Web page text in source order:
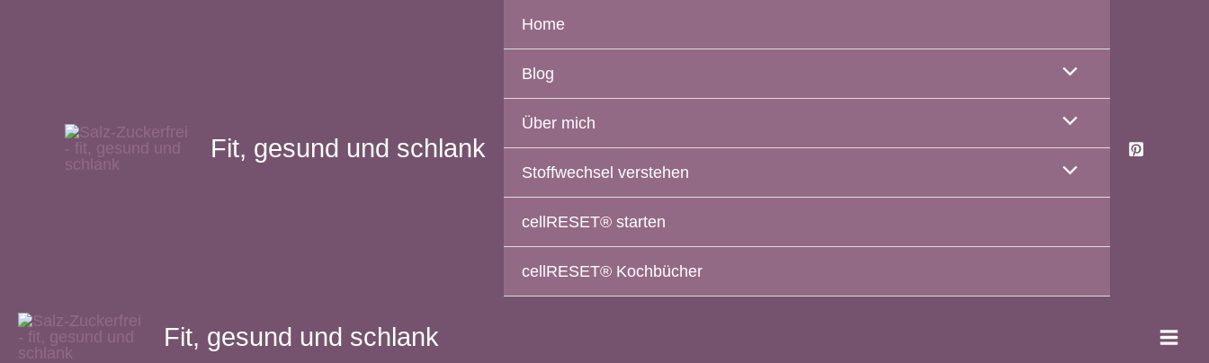
Fit, gesund und schlank
Home
Blog
Über mich
Stoffwechsel verstehen
cellRESET® starten
cellRESET® Kochbücher
Fit, gesund und schlank